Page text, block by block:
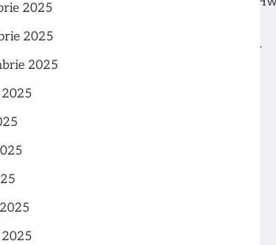
pentru Sănătate” pe 14 februarie, marcând o…
2025
2025
2025
2025